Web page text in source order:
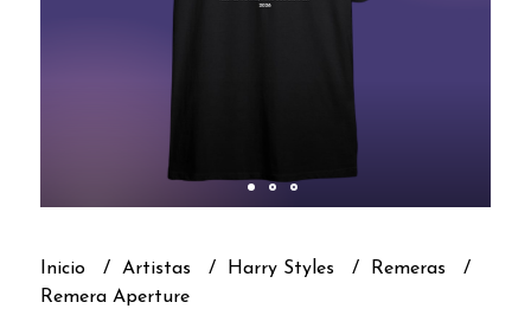
Inicio Artistas Harry Styles
Remeras
Remera Aperture